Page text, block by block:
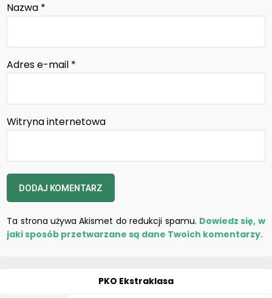
Nazwa *
Adres e-mail *
Witryna internetowa
Ta strona używa Akismet do redukcji spamu. Dowiedz się, w
jaki sposób przetwarzane są dane Twoich komentarzy.
PKO Ekstraklasa